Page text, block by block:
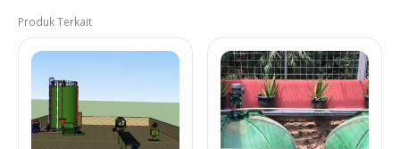
Produk Terkait